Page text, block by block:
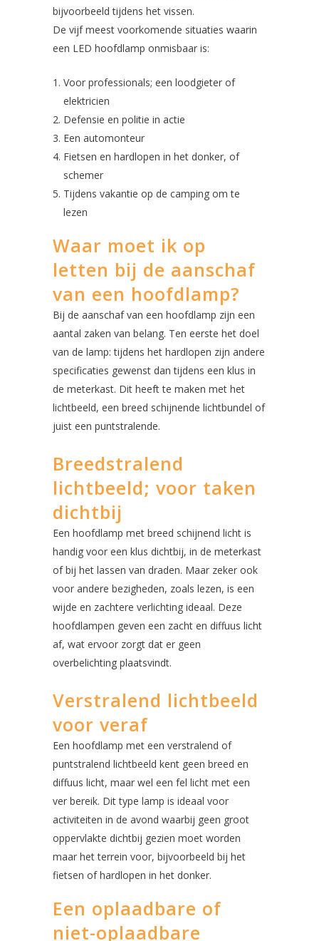
bijvoorbeeld tijdens het vissen.
De vijf meest voorkomende situaties waarin
een LED hoofdlamp onmisbaar is:
Voor professionals; een loodgieter of
elektricien
Defensie en politie in actie
Een automonteur
Fietsen en hardlopen in het donker, of
schemer
Tijdens vakantie op de camping om te
lezen
Waar moet ik op
letten bij de aanschaf
van een hoofdlamp?
Bij de aanschaf van een hoofdlamp zijn een
aantal zaken van belang. Ten eerste het doel
van de lamp: tijdens het hardlopen zijn andere
specificaties gewenst dan tijdens een klus in
de meterkast. Dit heeft te maken met het
lichtbeeld, een breed schijnende lichtbundel of
juist een puntstralende.
Breedstralend
lichtbeeld; voor taken
dichtbij
Een hoofdlamp met breed schijnend licht is
handig voor een klus dichtbij, in de meterkast
of bij het lassen van draden. Maar zeker ook
voor andere bezigheden, zoals lezen, is een
wijde en zachtere verlichting ideaal. Deze
hoofdlampen geven een zacht en diffuus licht
af, wat ervoor zorgt dat er geen
overbelichting plaatsvindt.
Verstralend lichtbeeld
voor veraf
Een hoofdlamp met een verstralend of
puntstralend lichtbeeld kent geen breed en
diffuus licht, maar wel een fel licht met een
ver bereik. Dit type lamp is ideaal voor
activiteiten in de avond waarbij geen groot
oppervlakte dichtbij gezien moet worden
maar het terrein voor, bijvoorbeeld bij het
fietsen of hardlopen in het donker.
Een oplaadbare of
niet-oplaadbare